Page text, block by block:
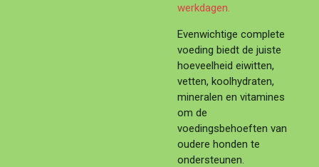
werkdagen.
Evenwichtige complete
voeding biedt de juiste
hoeveelheid eiwitten,
vetten, koolhydraten,
mineralen en vitamines
om de
voedingsbehoeften van
oudere honden te
ondersteunen.